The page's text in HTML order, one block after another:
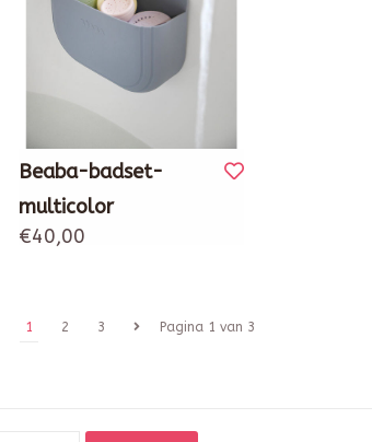
Beaba-badset-
multicolor
€40,00
Pagina 1 van 3
1 2 3